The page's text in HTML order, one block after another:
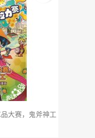
大赛，鬼斧神工